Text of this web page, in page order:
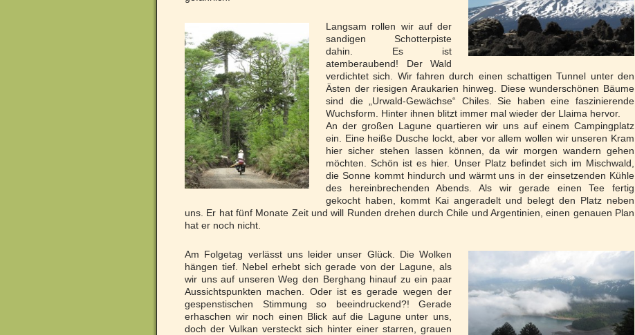
Langsam rollen wir auf der
sandigen Schotterpiste
dahin. Es ist
atemberaubend! Der Wald
verdichtet sich. Wir fahren durch einen schattigen Tunnel unter den
Ästen der riesigen Araukarien hinweg. Diese wunderschönen Bäume
sind die „Urwald-Gewächse“ Chiles. Sie haben eine faszinierende
Wuchsform. Hinter ihnen blitzt immer mal wieder der Llaima hervor.
An der großen Lagune quartieren wir uns auf einem Campingplatz
ein. Eine heiße Dusche lockt, aber vor allem wollen wir unseren Kram
hier sicher stehen lassen können, da wir morgen wandern gehen
möchten. Schön ist es hier. Unser Platz befindet sich im Mischwald,
die Sonne kommt hindurch und wärmt uns in der einsetzenden Kühle
des hereinbrechenden Abends. Als wir gerade einen Tee fertig
gekocht haben, kommt Kai angeradelt und belegt den Platz neben
uns. Er hat fünf Monate Zeit und will Runden drehen durch Chile und Argentinien, einen genauen Plan
hat er noch nicht.
Am Folgetag verlässt uns leider unser Glück. Die Wolken
hängen tief. Nebel erhebt sich gerade von der Lagune, als
wir uns auf unseren Weg den Berghang hinauf zu ein paar
Aussichtspunkten machen. Oder ist es gerade wegen der
gespenstischen Stimmung so beeindruckend?! Gerade
erhaschen wir noch einen Blick auf die Lagune unter uns,
doch der Vulkan versteckt sich hinter einer starren, grauen